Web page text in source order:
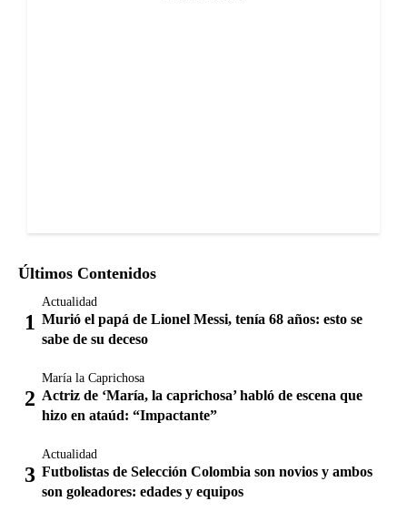
Últimos Contenidos
Actualidad
Murió el papá de Lionel Messi, tenía 68 años: esto se
sabe de su deceso
María la Caprichosa
Actriz de ‘María, la caprichosa’ habló de escena que
hizo en ataúd: “Impactante”
Actualidad
Futbolistas de Selección Colombia son novios y ambos
son goleadores: edades y equipos